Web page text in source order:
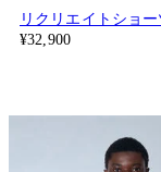
リクリエイトショー
¥32,900